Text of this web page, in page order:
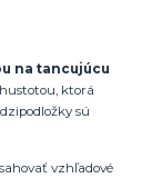
na tancujúcu
ktorá
sú
vzhľadové